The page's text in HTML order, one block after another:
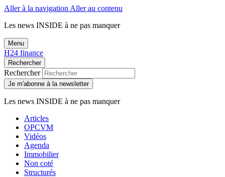
Aller à la navigation Aller au contenu
Les news INSIDE à ne pas manquer
Menu
H24 finance
Rechercher
Rechercher
Je m'abonne à la newsletter
Les news INSIDE à ne pas manquer
Articles
OPCVM
Vidéos
Agenda
Immobilier
Non coté
Structurés